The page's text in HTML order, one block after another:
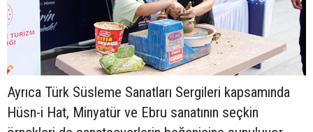
Ayrıca Türk Süsleme Sanatları Sergileri kapsamında
Hüsn-i Hat, Minyatür ve Ebru sanatının seçkin